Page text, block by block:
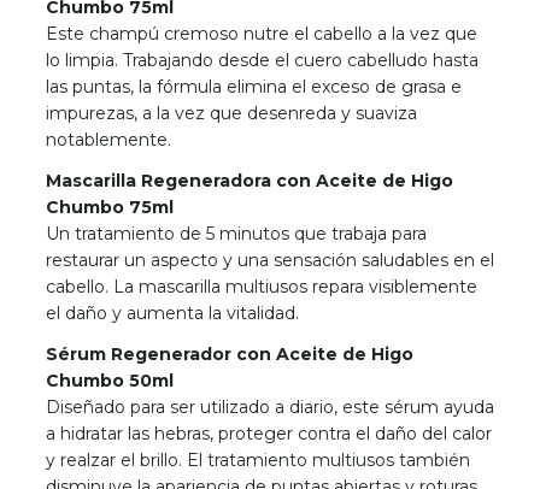
Chumbo 75ml
Este champú cremoso nutre el cabello a la vez que
lo limpia. Trabajando desde el cuero cabelludo hasta
las puntas, la fórmula elimina el exceso de grasa e
impurezas, a la vez que desenreda y suaviza
notablemente.
Mascarilla Regeneradora con Aceite de Higo
Chumbo 75ml
Un tratamiento de 5 minutos que trabaja para
restaurar un aspecto y una sensación saludables en el
cabello. La mascarilla multiusos repara visiblemente
el daño y aumenta la vitalidad.
Sérum Regenerador con Aceite de Higo
Chumbo 50ml
Diseñado para ser utilizado a diario, este sérum ayuda
a hidratar las hebras, proteger contra el daño del calor
y realzar el brillo. El tratamiento multiusos también